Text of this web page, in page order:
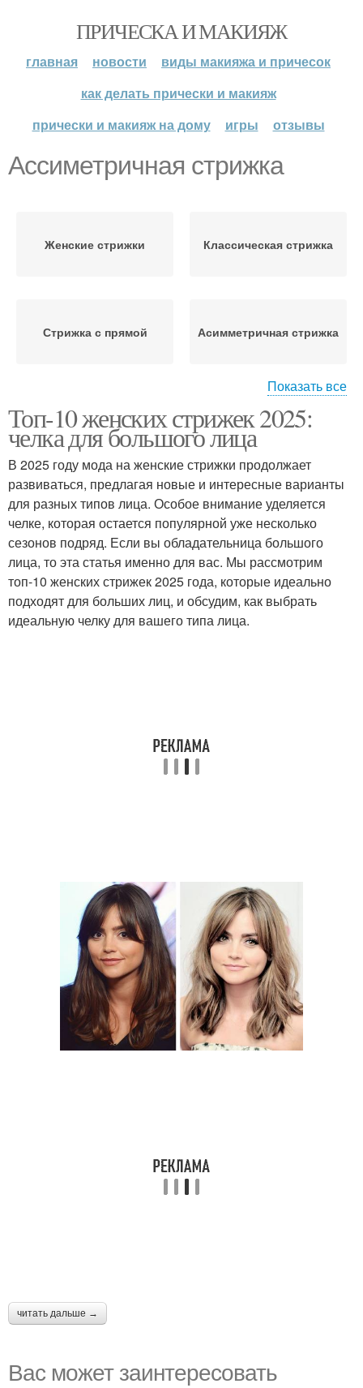
ПРИЧЕСКА И МАКИЯЖ
главная новости
виды макияжа и причесок
как делать прически и макияж
прически и макияж на дому
игры отзывы
Ассиметричная стрижка
Женские стрижки Классическая стрижка
Стрижка с прямой Асимметричная стрижка
Стрижка с косой Стрижка с челкой
Стрижка с широкой
челкой
Стрижки с челкой
Показать все
Топ-10 женских стрижек 2025:
челка для большого лица
В 2025 году мода на женские стрижки продолжает
развиваться, предлагая новые и интересные варианты
для разных типов лица. Особое внимание уделяется
челке, которая остается популярной уже несколько
сезонов подряд. Если вы обладательница большого
лица, то эта статья именно для вас. Мы рассмотрим
топ-10 женских стрижек 2025 года, которые идеально
подходят для больших лиц, и обсудим, как выбрать
идеальную челку для вашего типа лица.
читать дальше →
Вас может заинтересовать